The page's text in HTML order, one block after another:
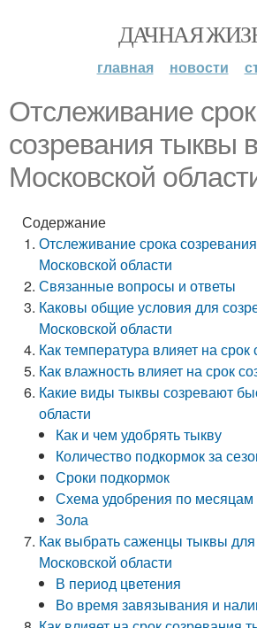
ДАЧНАЯ
главная новости
Отслеживание
созревания тыквы в
Московской
Содержание
Отслеживание срока
Московской области
Связанные вопросы и ответы
Каковы общие условия для
Московской области
Как температура влияет на
Как влажность влияет на срок
Какие виды тыквы созревают
области
Как и чем удобрять тыкву
Количество подкормок за
Сроки подкормок
Схема удобрения по месяцам
Зола
Как выбрать саженцы тыквы
Московской области
В период цветения
Во время завязывания и